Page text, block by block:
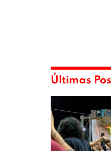
Últimas